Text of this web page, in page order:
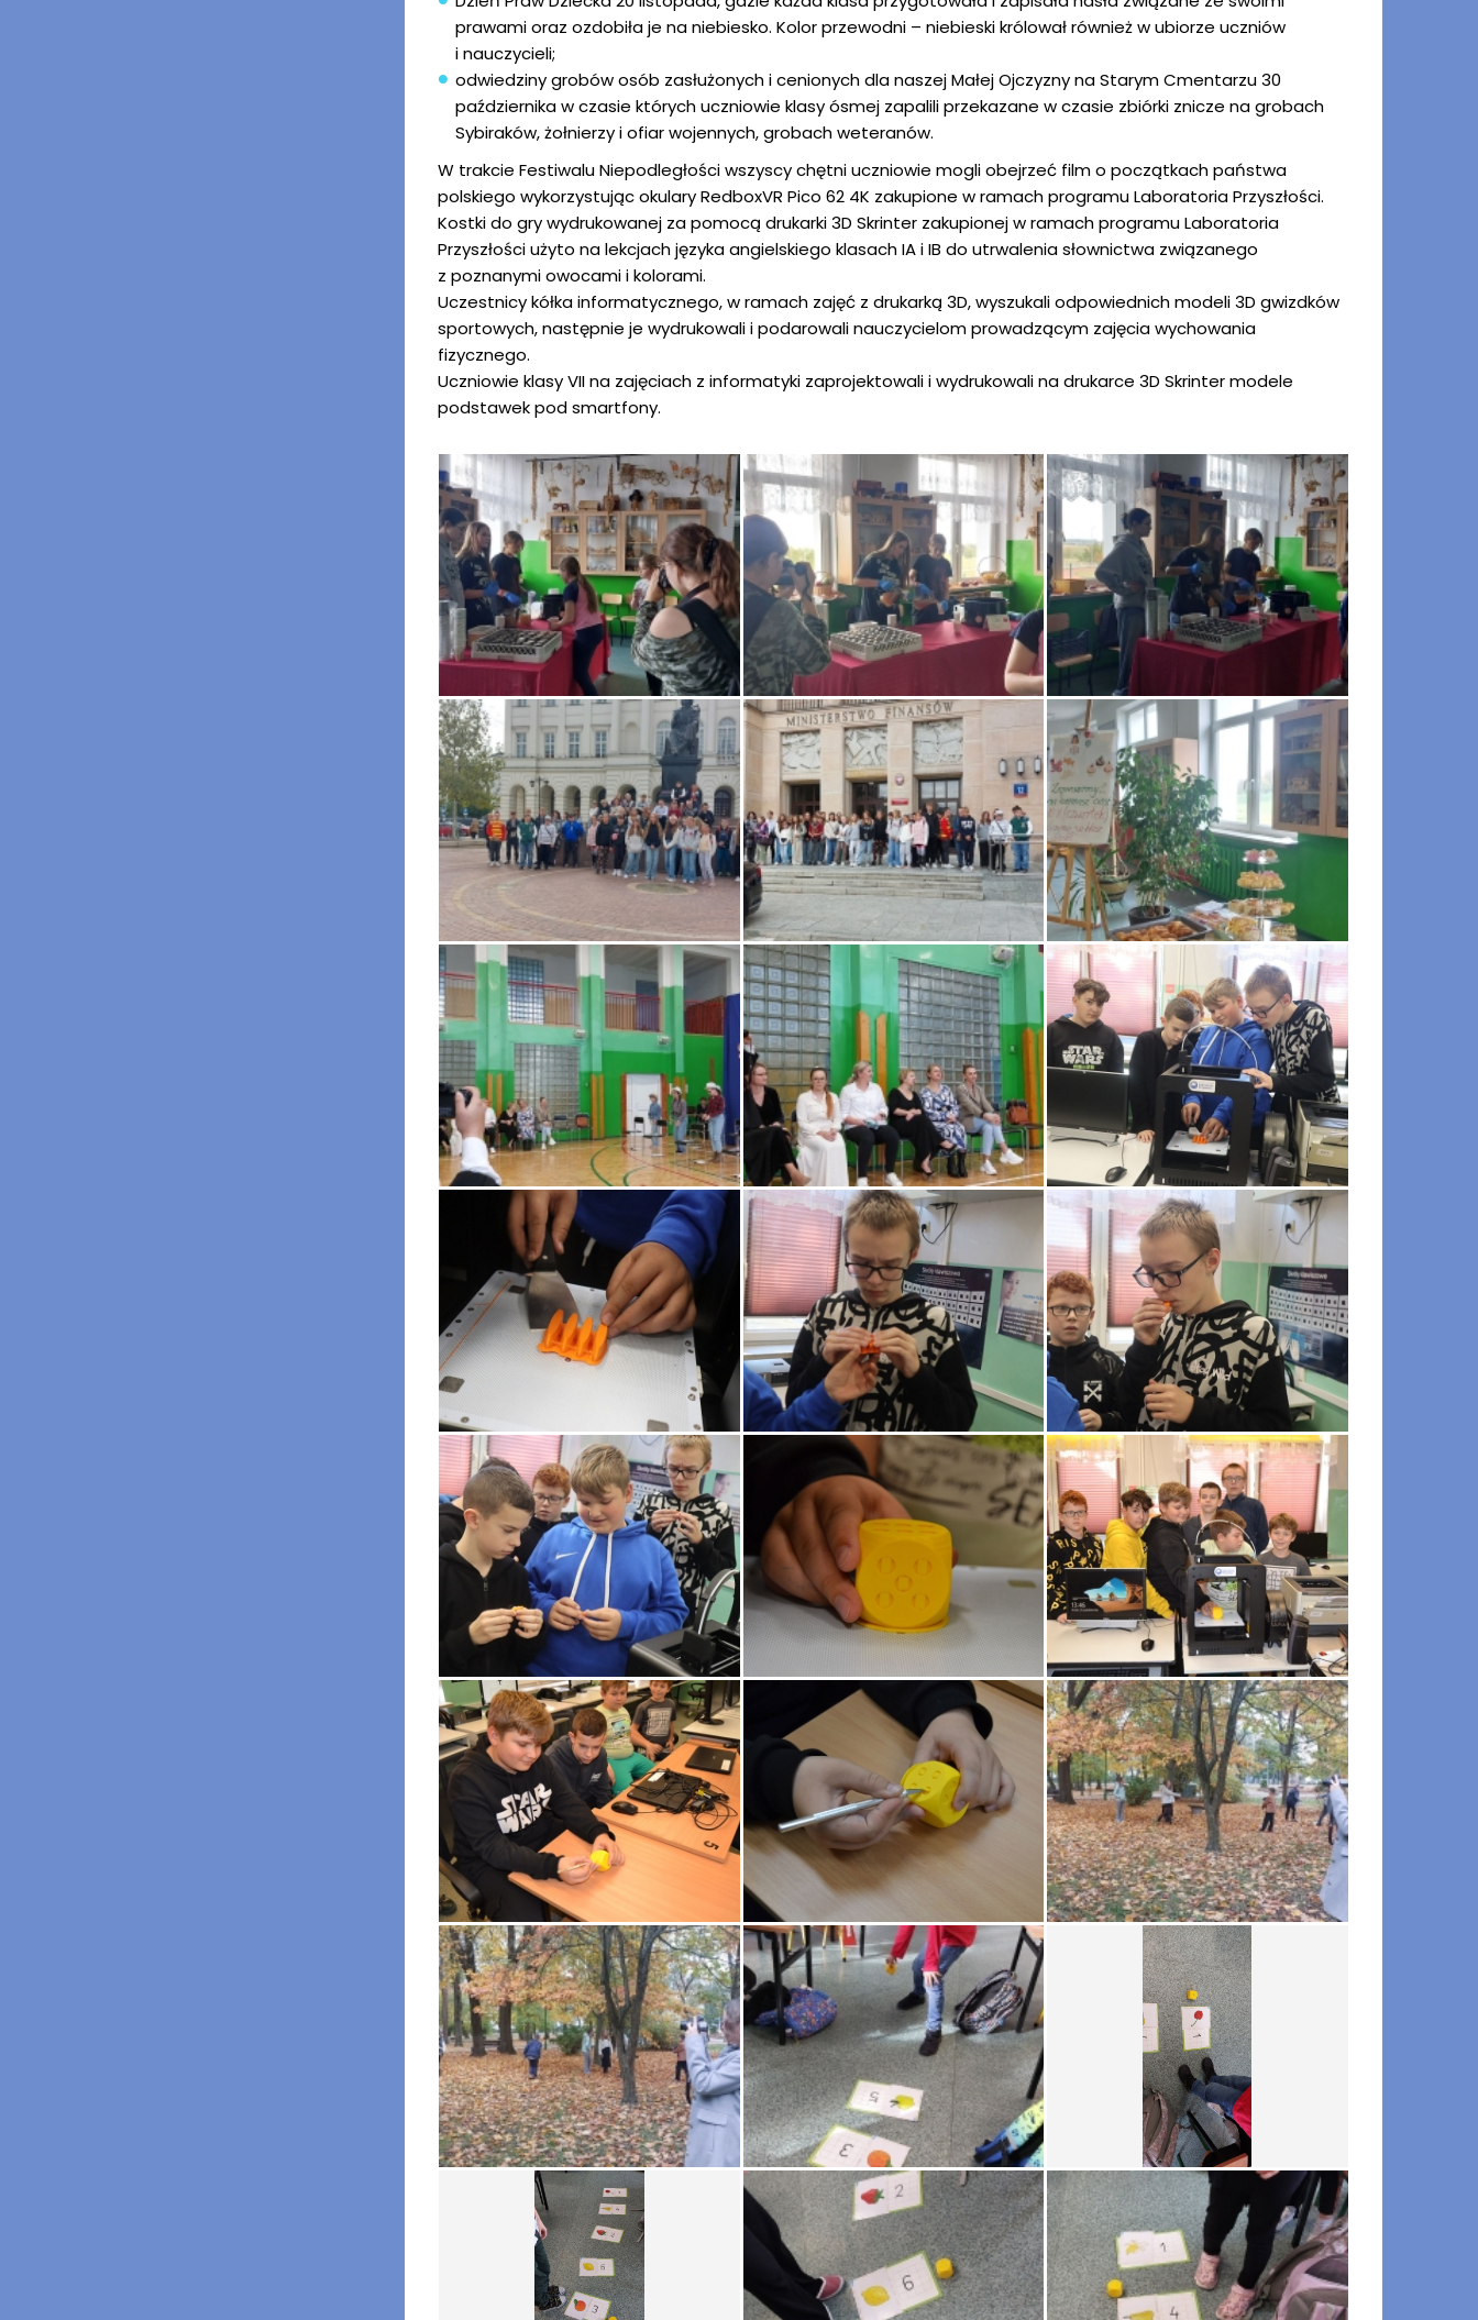
prawami oraz ozdobiła je na niebiesko. Kolor przewodni – niebieski królował również w ubiorze uczniów
i nauczycieli;
odwiedziny grobów osób zasłużonych i cenionych dla naszej Małej Ojczyzny na Starym Cmentarzu 30
października w czasie których uczniowie klasy ósmej zapalili przekazane w czasie zbiórki znicze na grobach
Sybiraków, żołnierzy i ofiar wojennych, grobach weteranów.
W trakcie Festiwalu Niepodległości wszyscy chętni uczniowie mogli obejrzeć film o początkach państwa
polskiego wykorzystując okulary RedboxVR Pico 62 4K zakupione w ramach programu Laboratoria Przyszłości.
Kostki do gry wydrukowanej za pomocą drukarki 3D Skrinter zakupionej w ramach programu Laboratoria
Przyszłości użyto na lekcjach języka angielskiego klasach IA i IB do utrwalenia słownictwa związanego
z poznanymi owocami i kolorami.
Uczestnicy kółka informatycznego, w ramach zajęć z drukarką 3D, wyszukali odpowiednich modeli 3D gwizdków
sportowych, następnie je wydrukowali i podarowali nauczycielom prowadzącym zajęcia wychowania
fizycznego.
Uczniowie klasy VII na zajęciach z informatyki zaprojektowali i wydrukowali na drukarce 3D Skrinter modele
podstawek pod smartfony.